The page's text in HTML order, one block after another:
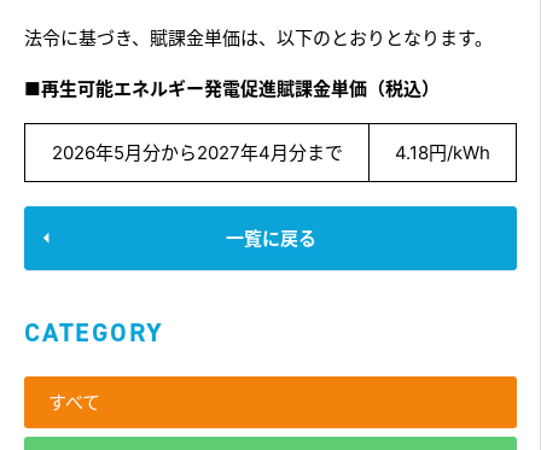
法令に基づき、賦課金単価は、以下のとおりとなります。
■再生可能エネルギー発電促進賦課金単価（税込）
2026年5月分から2027年4月分まで 4.18円/kWh
一覧に戻る
CATEGORY
すべて